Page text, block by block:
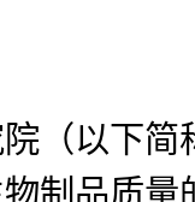
（以下
制品质